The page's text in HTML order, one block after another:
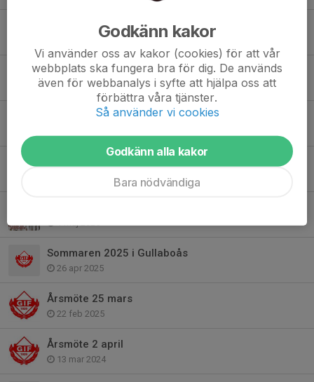
Lasse Stefanz kommer till Gullaboås 25 juli
13 jun, 16:05
Björn Rosenström 6 juni
27 apr, 19:35
Årsmöte 31 mars OBS Nytt datum
Sommaren 2025 i Gullaboås
26 apr 2025
Årsmöte 25 mars
22 feb 2025
Årsmöte 2 april
13 mar 2024
Godkänn kakor
Vi använder oss av kakor (cookies) för att vår
webbplats ska fungera bra för dig. De används
även för webbanalys i syfte att hjälpa oss att
förbättra våra tjänster.
Så använder vi cookies
Godkänn alla kakor
Bara nödvändiga